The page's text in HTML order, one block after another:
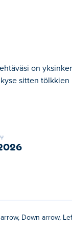
on
sitten
näköpiirissä
keräilemään
Down arrow,